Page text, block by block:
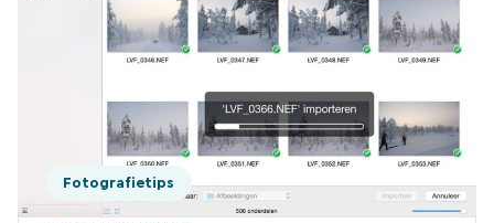
Fotografietips